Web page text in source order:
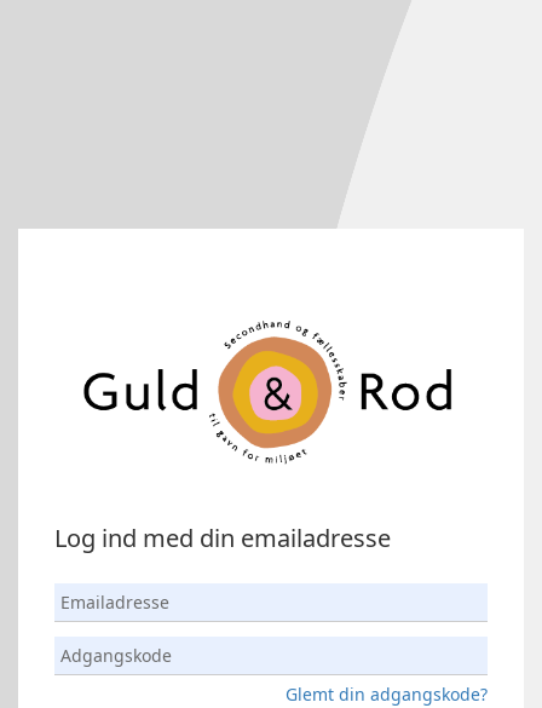
Log ind med din emailadresse
Glemt din adgangskode?